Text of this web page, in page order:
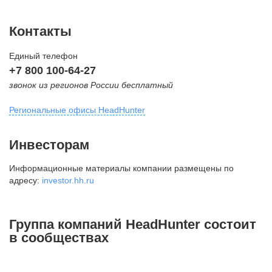
Контакты
Единый телефон
+7 800 100-64-27
звонок из регионов России бесплатный
Региональные офисы HeadHunter
внутригородская территория
Муниципальный округ Тверской,
2-я Брестская ул., д. 48,
+7 495 980-64-27
Инвесторам
Информационные материалы компании размещены по
адресу: investor.hh.ru
Группа компаний HeadHunter состоит
в сообществах